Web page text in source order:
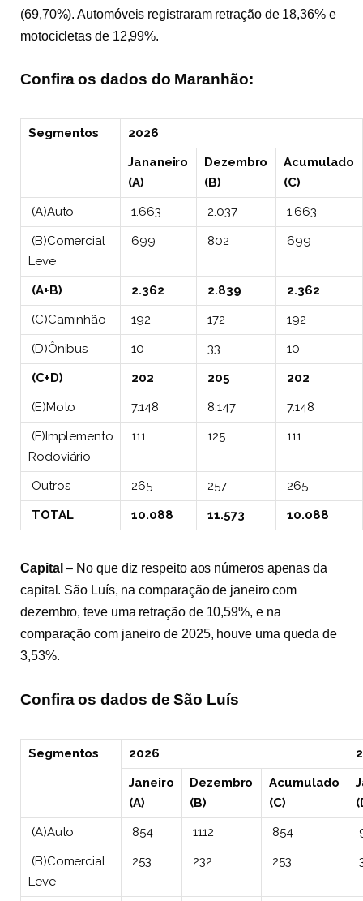
(69,70%). Automóveis registraram retração de 18,36% e
motocicletas de 12,99%.
Confira os dados do Maranhão:
Segmentos
2026
Jananeiro
(A)
Dezembro
(B)
Acumulado
(C)
(A)Auto
1.663 2.037
1.663
(B)Comercial
Leve
699 802 699
(A+B) 2.362 2.839
2.362
(C)Caminhão
192 172
192
(D)Ônibus
10 33
10
(C+D)
202 205
202
(E)Moto
7.148 8.147
7.148
(F)Implemento
Rodoviário
111 125 111
Outros 265 257
265
TOTAL
10.088 11.573 10.088
Capital – No que diz respeito aos números apenas da
capital. São Luís, na comparação de janeiro com
dezembro, teve uma retração de 10,59%, e na
comparação com janeiro de 2025, houve uma queda de
3,53%.
Confira os dados de São Luís
Segmentos 2026
Janeiro
(A)
Dezembro
(B)
Acumulado
(C)
(A)Auto
854 1112 854
(B)Comercial
Leve
253 232 253